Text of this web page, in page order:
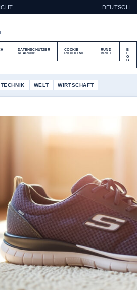
DEUTSCH
DATENSCHUTZER
KLÄRUNG
COOKIE-
RICHTLINIE
RUND
BRIEF
B
O
G
TECHNIK WELT WIRTSCHAFT